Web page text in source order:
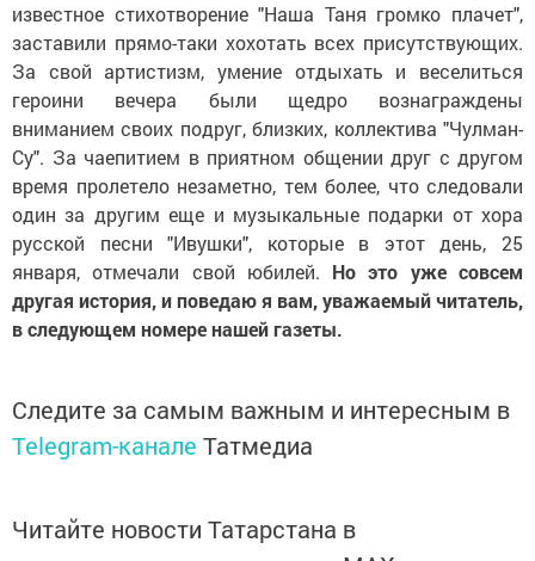
известное стихотворение "Наша Таня громко плачет",
заставили прямо-таки хохотать всех присутствующих.
За свой артистизм, умение отдыхать и веселиться
героини вечера были щедро вознаграждены
вниманием своих подруг, близких, коллектива "Чулман-
Су". За чаепитием в приятном общении друг с другом
время пролетело незаметно, тем более, что следовали
один за другим еще и музыкальные подарки от хора
русской песни "Ивушки", которые в этот день, 25
января, отмечали свой юбилей. Но это уже совсем
другая история, и поведаю я вам, уважаемый читатель,
в следующем номере нашей газеты.
Следите за самым важным и интересным в
Telegram-канале Татмедиа
Читайте новости Татарстана в